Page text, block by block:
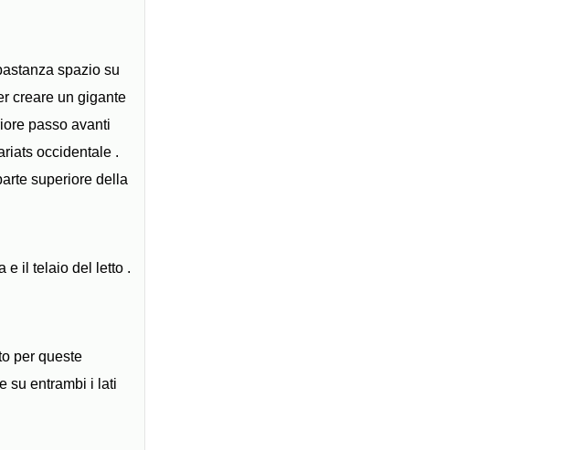
spazio su
creare un gigante
passo avanti
occidentale .
superiore della
e il telaio del letto .
per queste
su entrambi i lati